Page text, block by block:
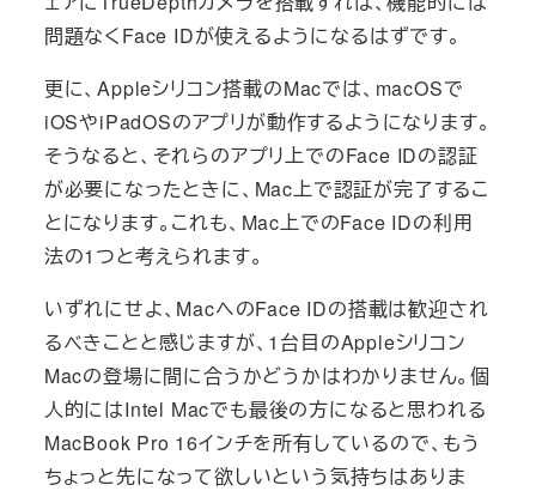
問題なくFace IDが使えるようになるはずです。
更に、Appleシリコン搭載のMacでは、macOSで
iOSやiPadOSのアプリが動作するようになります。
そうなると、それらのアプリ上でのFace IDの認証
が必要になったときに、Mac上で認証が完了するこ
とになります。これも、Mac上でのFace IDの利用
法の1つと考えられます。
いずれにせよ、MacへのFace IDの搭載は歓迎され
るべきことと感じますが、1台目のAppleシリコン
Macの登場に間に合うかどうかはわかりません。個
人的にはIntel Macでも最後の方になると思われる
MacBook Pro 16インチを所有しているので、もう
ちょっと先になって欲しいという気持ちはありま